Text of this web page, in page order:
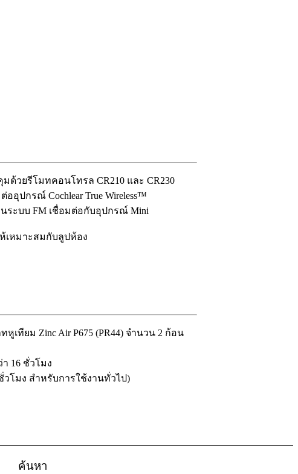
ด้วยรีโมทคอนโทรล CR210 และ CR230
ออุปกรณ์ Cochlear True Wireless™
นระบบ FM เชื่อมต่อกับอุปกรณ์ Mini
เหมาะสมกับลูปห้อง
หูเทียม Zinc Air P675 (PR44) จำนวน 2 ก้อน
16 ชั่วโมง
วโมง สำหรับการใช้งานทั่วไป)
ค้นหา